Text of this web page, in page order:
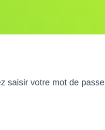
saisir votre mot de passe